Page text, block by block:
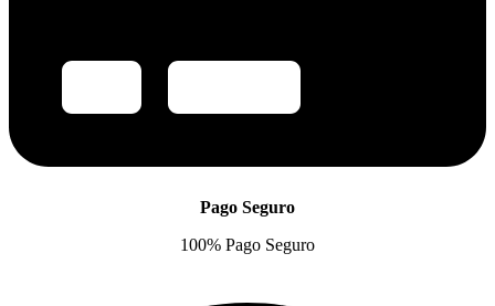
Pago Seguro
100% Pago Seguro